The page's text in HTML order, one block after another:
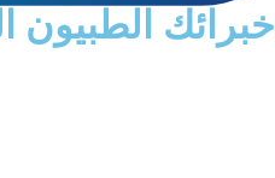
خبرائك الطبيون